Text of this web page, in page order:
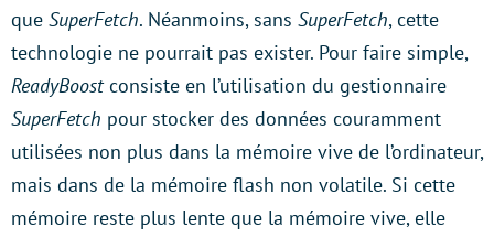
que SuperFetch. Néanmoins, sans SuperFetch, cette
technologie ne pourrait pas exister. Pour faire simple,
ReadyBoostconsiste en l’utilisation du gestionnaire
SuperFetch pour stocker des données couramment
utilisées non plus dans la mémoire vive de l’ordinateur,
mais dans de la mémoire flash non volatile. Si cette
mémoire reste plus lente que la mémoire vive, elle